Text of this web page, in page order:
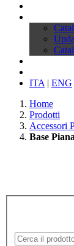
ITA | ENG
Home
Prodotti
Accessori
Base